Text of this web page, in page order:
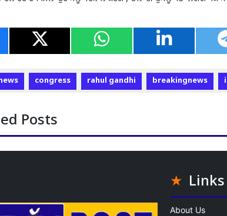
congress rahul gandhi breakingnews
Posts
Links
About Us